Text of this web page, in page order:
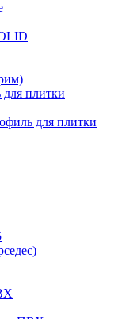
плитки
для плитки